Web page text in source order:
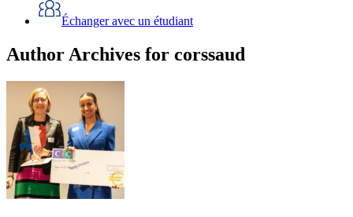
Échanger avec un étudiant
Author Archives for corssaud